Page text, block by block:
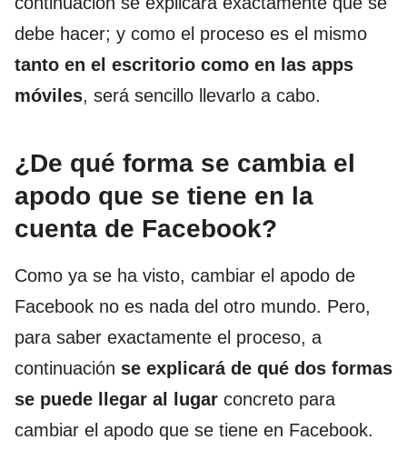
debe hacer; y como el proceso es el mismo
tanto en el escritorio como en las apps
móviles, será sencillo llevarlo a cabo.
¿De qué forma se cambia el
apodo que se tiene en la
cuenta de Facebook?
Como ya se ha visto, cambiar el apodo de
Facebook no es nada del otro mundo. Pero,
para saber exactamente el proceso, a
continuación se explicará de qué dos formas
se puede llegar al lugar concreto para
cambiar el apodo que se tiene en Facebook.